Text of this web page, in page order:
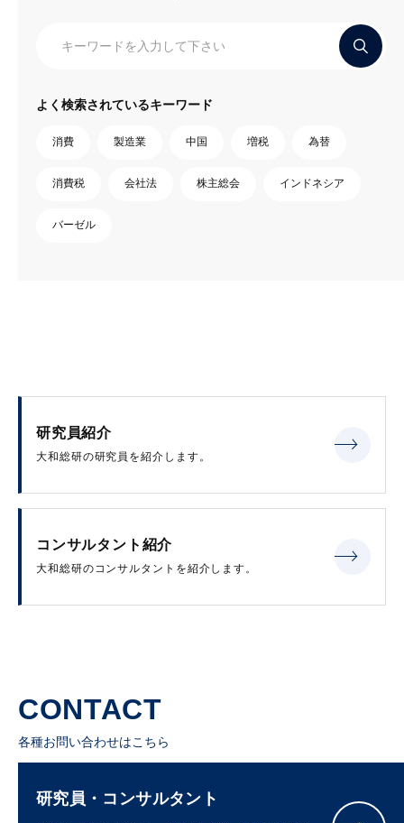
よく検索されているキーワード
消費 製造業 中国 増税 為替
消費税 会社法 株主総会 インドネシア
バーゼル
研究員紹介
大和総研の研究員を紹介します。
コンサルタント紹介
大和総研のコンサルタントを紹介します。
CONTACT
各種お問い合わせはこちら
研究員・コンサルタント